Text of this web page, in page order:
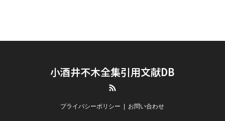
小酒井不木全集引用文献DB
プライバシーポリシー お問い合わせ